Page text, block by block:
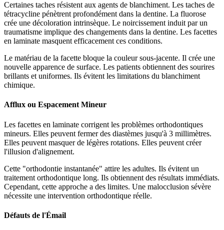
Certaines taches résistent aux agents de blanchiment. Les taches de
tétracycline pénètrent profondément dans la dentine. La fluorose
crée une décoloration intrinsèque. Le noircissement induit par un
traumatisme implique des changements dans la dentine. Les facettes
en laminate masquent efficacement ces conditions.
Le matériau de la facette bloque la couleur sous-jacente. Il crée une
nouvelle apparence de surface. Les patients obtiennent des sourires
brillants et uniformes. Ils évitent les limitations du blanchiment
chimique.
Afflux ou Espacement Mineur
Les facettes en laminate corrigent les problèmes orthodontiques
mineurs. Elles peuvent fermer des diastèmes jusqu'à 3 millimètres.
Elles peuvent masquer de légères rotations. Elles peuvent créer
l'illusion d'alignement.
Cette "orthodontie instantanée" attire les adultes. Ils évitent un
traitement orthodontique long. Ils obtiennent des résultats immédiats.
Cependant, cette approche a des limites. Une malocclusion sévère
nécessite une intervention orthodontique réelle.
Défauts de l'Émail